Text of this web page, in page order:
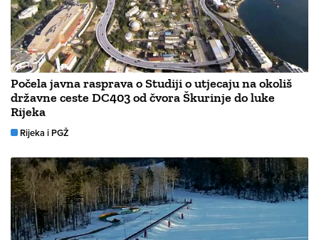
Počela javna rasprava o Studiji o utjecaju na okoliš
državne ceste DC403 od čvora Škurinje do luke
Rijeka
Rijeka i PGŽ